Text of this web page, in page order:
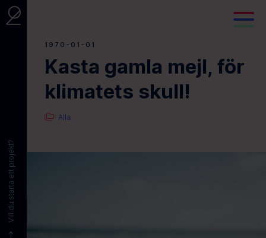
Vill du starta ett projekt?
1970-01-01
Kasta gamla mejl, för
klimatets skull!
Alla